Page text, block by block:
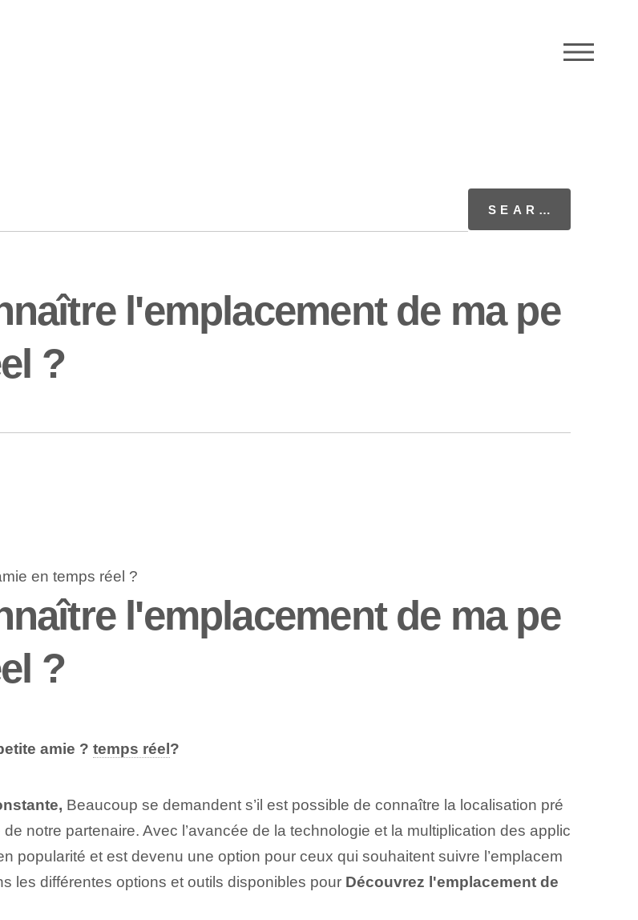
l'emplacement de ma pe
?
l'emplacement de ma pe
?
amie ? temps réel ?
Beaucoup se demandent s’il est possible de connaître la localisation pré
notre partenaire. Avec l’avancée de la technologie et la multiplication des applic
popularité et est devenu une option pour ceux qui souhaitent suivre l’emplacem
les différentes options et outils disponibles pour Découvrez l'emplacement de